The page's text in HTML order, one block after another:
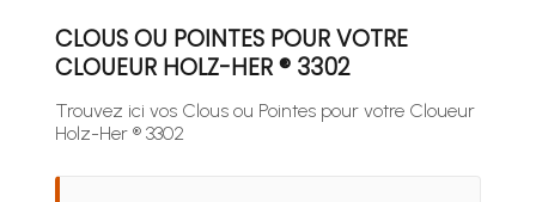
CLOUS OU POINTES POUR VOTRE
CLOUEUR HOLZ-HER ® 3302
Trouvez ici vos Clous ou Pointes pour votre Cloueur
Holz-Her ® 3302